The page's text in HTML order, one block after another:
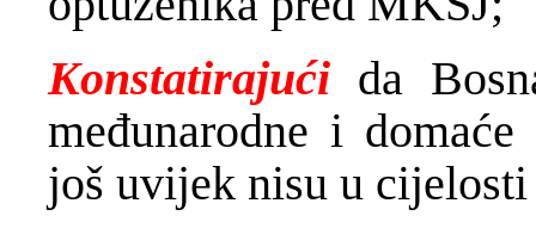
Konstatirajući da
međunarodne i
još uvijek nisu u